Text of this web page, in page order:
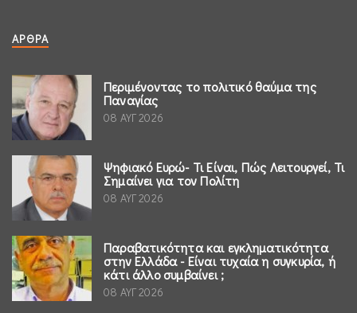
ΆΡΘΡΑ
Περιμένοντας το πολιτικό θαύμα της
Παναγίας
08 ΑΥΓ 2026
Ψηφιακό Ευρώ- Τι Είναι, Πώς Λειτουργεί, Τι
Σημαίνει για τον Πολίτη
08 ΑΥΓ 2026
Παραβατικότητα και εγκληματικότητα
στην Ελλάδα - Είναι τυχαία η συγκυρία, ή
κάτι άλλο συμβαίνει ;
08 ΑΥΓ 2026